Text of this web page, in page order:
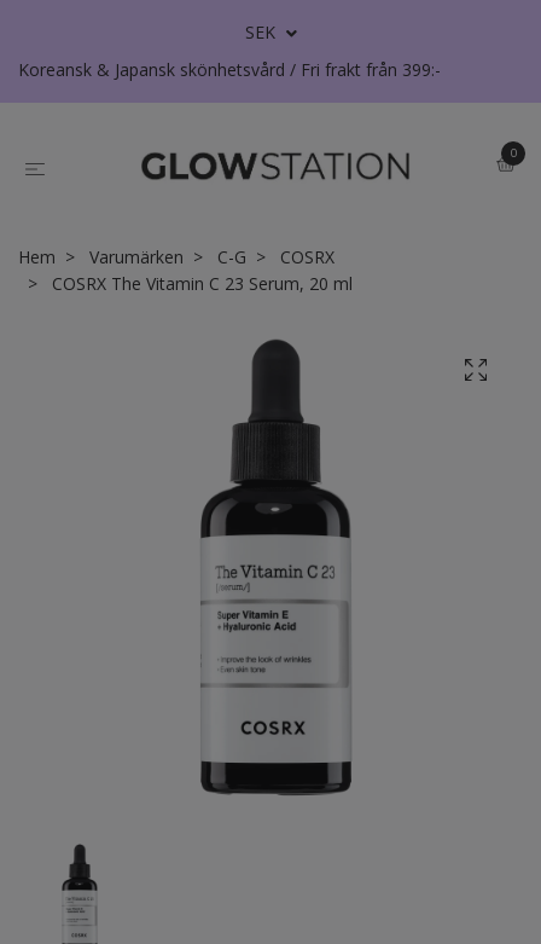
SEK
Koreansk & Japansk skönhetsvård / Fri frakt från 399:-
0
Hem Varumärken C-G
COSRX
COSRX The Vitamin C 23 Serum, 20 ml